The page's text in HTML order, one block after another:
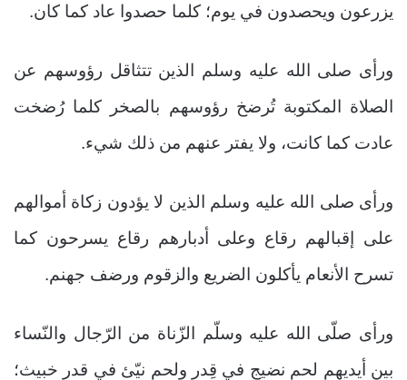
يزرعون ويحصدون في يوم؛ كلما حصدوا عاد كما كان.
ورأى صلى الله عليه وسلم الذين تتثاقل رؤوسهم عن
الصلاة المكتوبة تُرضخ رؤوسهم بالصخر كلما رُضخت
عادت كما كانت، ولا يفتر عنهم من ذلك شيء.
ورأى صلى الله عليه وسلم الذين لا يؤدون زكاة أموالهم
على إقبالهم رقاع وعلى أدبارهم رقاع يسرحون كما
تسرح الأنعام يأكلون الضريع والزقوم ورضف جهنم.
ورأى صلّى الله عليه وسلّم الزّناة من الرّجال والنّساء
بين أيديهم لحم نضيج في قِدر ولحم نيّئ في قدر خبيث؛